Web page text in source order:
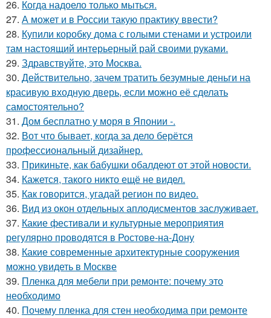
26. Когда надоело только мыться.
27. А может и в России такую практику ввести?
28. Купили коробку дома с голыми стенами и устроили
там настоящий интерьерный рай своими руками.
29. Здравствуйте, это Москва.
30. Действительно, зачем тратить безумные деньги на
красивую входную дверь, если можно её сделать
самостоятельно?
31. Дом бесплатно у моря в Японии -.
32. Вот что бывает, когда за дело берётся
профессиональный дизайнер.
33. Прикиньте, как бабушки обалдеют от этой новости.
34. Кажется, такого никто ещё не видел.
35. Как говорится, угадай регион по видео.
36. Вид из окон отдельных аплодисментов заслуживает.
37. Какие фестивали и культурные мероприятия
регулярно проводятся в Ростове-на-Дону
38. Какие современные архитектурные сооружения
можно увидеть в Москве
39. Пленка для мебели при ремонте: почему это
необходимо
40. Почему пленка для стен необходима при ремонте